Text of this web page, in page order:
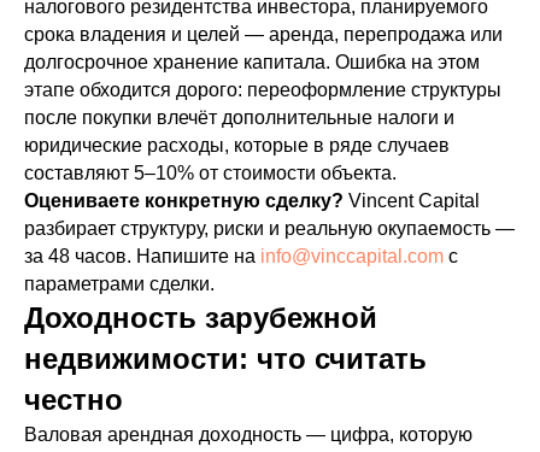
налогового резидентства инвестора, планируемого
срока владения и целей — аренда, перепродажа или
долгосрочное хранение капитала. Ошибка на этом
этапе обходится дорого: переоформление структуры
после покупки влечёт дополнительные налоги и
юридические расходы, которые в ряде случаев
составляют 5–10% от стоимости объекта.
Оцениваете конкретную сделку? Vincent Capital
разбирает структуру, риски и реальную окупаемость —
за 48 часов. Напишите на info@vinccapital.com с
параметрами сделки.
Доходность зарубежной
недвижимости: что считать
честно
Валовая арендная доходность — цифра, которую